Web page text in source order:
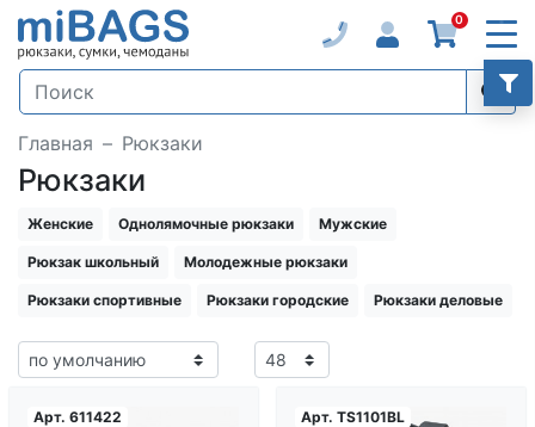
0
Главная Рюкзаки
Рюкзаки
Женские Однолямочные рюкзаки Мужские
Рюкзак школьный Молодежные рюкзаки
Рюкзаки спортивные Рюкзаки городские Рюкзаки деловые
Арт. 611422 Арт. TS1101BL